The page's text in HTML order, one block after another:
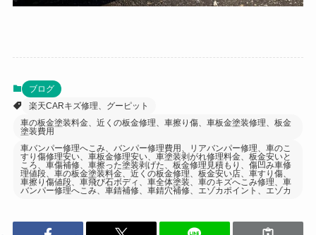
ブログ
楽天CARキズ修理、グーピット
車の板金塗装料金、近くの板金修理、車擦り傷、車板金塗装修理、板金
塗装費用
車バンパー修理へこみ、バンパー修理費用、リアバンパー修理、車のこ
すり傷修理安い、車板金修理安い、車塗装剥がれ修理料金、板金安いと
ころ、車傷補修、車擦った塗装剥げた、板金修理見積もり、傷凹み車修
理値段、車の板金塗装料金、近くの板金修理、板金安い店、車すり傷、
車擦り傷値段、車飛び石ボディ、車全体塗装、車のキズへこみ修理、車
バンパー修理へこみ、車錆補修、車錆穴補修、エゾカポイント、エゾカ